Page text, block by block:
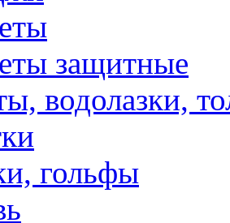
защитные
водолазки,
гольфы